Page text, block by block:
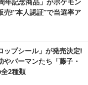
!“本人認証”で当選率ア
ップシール」が発売決定!
パーマンたち「藤子・
2種類